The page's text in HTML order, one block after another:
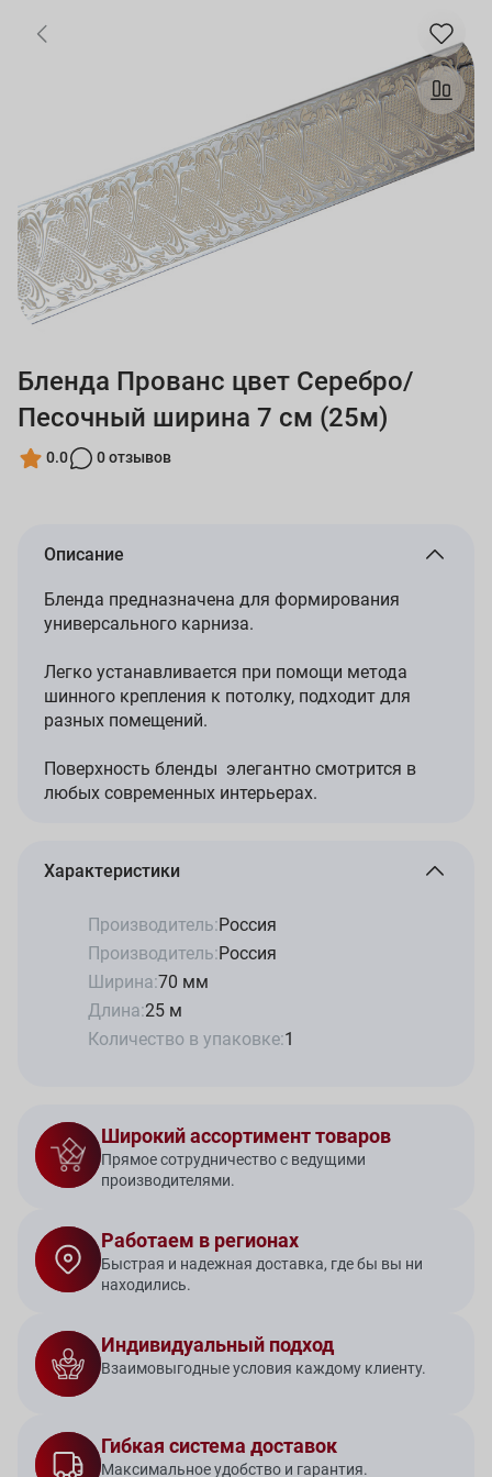
Бленда Прованс цвет Серебро/
Песочный ширина 7 см (25м)
0.0 0 отзывов
Описание
Бленда предназначена для формирования
универсального карниза.
Легко устанавливается при помощи метода
шинного крепления к потолку, подходит для
разных помещений.
Поверхность бленды элегантно смотрится в
любых современных интерьерах.
Характеристики
Производитель:Россия
Производитель:Россия
Ширина:70 мм
Длина:25 м
Количество в упаковке:1
Широкий ассортимент товаров
Прямое сотрудничество с ведущими
производителями.
Работаем в регионах
Быстрая и надежная доставка, где бы вы ни
находились.
Индивидуальный подход
Взаимовыгодные условия каждому клиенту.
Гибкая система доставок
Максимальное удобство и гарантия.